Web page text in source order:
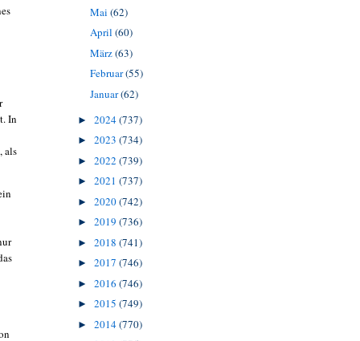
In
als
Mai (62)
April (60)
März(63)
Februar(55)
Januar(62)
► 2024(737)
► 2023 (734)
► 2022 (739)
► 2021 (737)
► 2020(742)
► 2019 (736)
► 2018 (741)
► 2017 (746)
► 2016 (746)
► 2015 (749)
► 2014(770)